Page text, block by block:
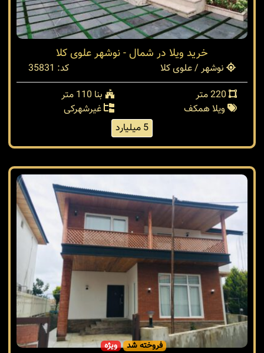
خرید ویلا در شمال - نوشهر علوی کلا
نوشهر / علوی کلا
کد: 35831
بنا 110 متر
ویلا همکف
غیرشهرکی
5 میلیارد
فروخته شد ویژه